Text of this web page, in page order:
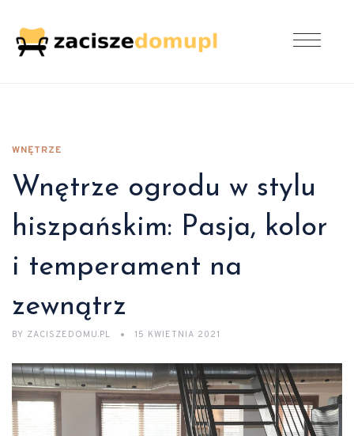
WNĘTRZE
Wnętrze ogrodu w stylu
hiszpańskim: Pasja, kolor
i temperament na
zewnątrz
BY ZACISZEDOMU.PL 15 KWIETNIA 2021